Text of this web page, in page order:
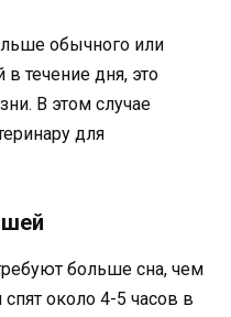
обычного или
в течение дня, это
В этом случае
для
больше сна, чем
около 4-5 часов в